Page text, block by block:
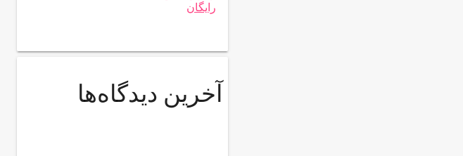
رایگان
آخرین دیدگاه‌ها